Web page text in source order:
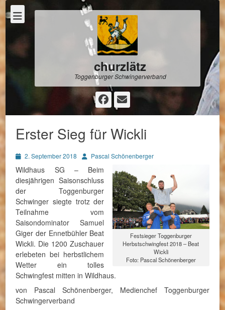
churzlätz
Toggenburger Schwingerverband
Facebook
E-
Mail
Erster Sieg für Wickli
Posted2. September 2018 AutorPascal Schönenberger
Festsieger Toggenburger
Herbstschwingfest 2018 – Beat
Wickli
Foto: Pascal Schönenberger
Wildhaus SG – Beim
diesjährigen Saisonschluss
der Toggenburger
Schwinger siegte trotz der
Teilnahme vom
Saisondominator Samuel
Giger der Ennetbühler Beat
Wickli. Die 1200 Zuschauer
erlebeten bei herbstlichem
Wetter ein tolles
Schwingfest mitten in Wildhaus.
von Pascal Schönenberger, Medienchef Toggenburger
Schwingerverband